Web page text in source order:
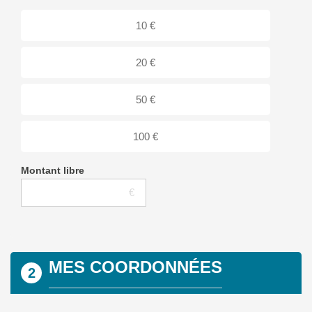
10 €
20 €
50 €
100 €
Montant libre
2 MES COORDONNÉES